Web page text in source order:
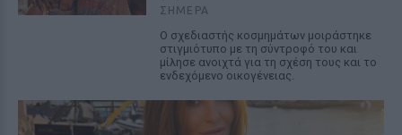
ΣΉΜΕΡΑ
Ο σχεδιαστής κοσμημάτων μοιράστηκε
στιγμιότυπο με τη σύντροφό του και
μίλησε ανοιχτά για τη σχέση τους και το
ενδεχόμενο οικογένειας.